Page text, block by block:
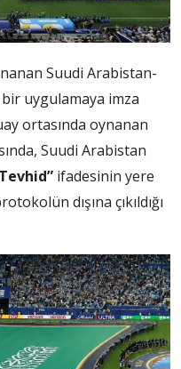
Suudi Arabistan-
uygulamaya imza
ortasında oynanan
Suudi Arabistan
ifadesinin yere
dışına çıkıldığı